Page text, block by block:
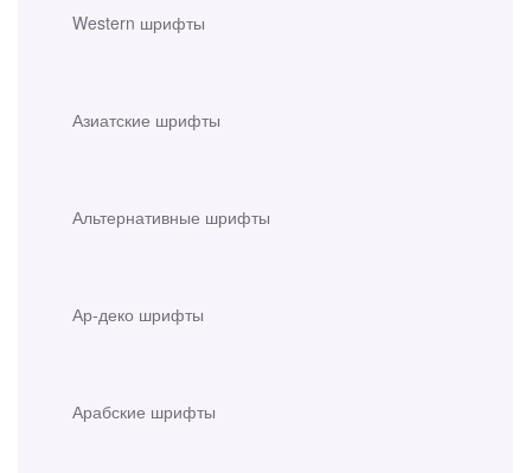
Western шрифты
Азиатские шрифты
Альтернативные шрифты
Ар-деко шрифты
Арабские шрифты